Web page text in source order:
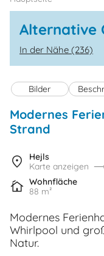
Alternative
In der Nähe (236)
Bilder
Modernes
Strand
Hejls
Karte anzeigen
Wohnfläche
88 m²
Modernes
Whirlpool und
Natur.